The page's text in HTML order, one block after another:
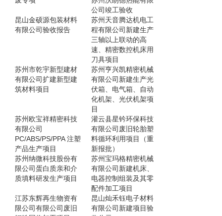
公司竣工验收
昆山金硕源包装材料
有限公司验收报告
苏州天音腾达机电工
程有限公司新建生产
三轴以上联动的高
速、精密数控机床用
刀具项目
苏州市乾宇新型建材
有限公司扩建新型建
筑材料项目
苏州亨兴凯精密机械
有限公司新建生产光
伏箱、电气箱、自动
化机架、光伏机架项
目
苏州欧宝祥精密科技
有限公司
PC/ABS/PS/PPA 注塑
产品生产项目
灌云县星钤环保科技
有限公司废旧轮胎塑
料循环利用项目（重
新报批）
苏州纳微科技股份有
限公司蛋白质亲和介
质填料研发生产项目
苏州宝玛格精密机械
有限公司新建机床、
电器控制组装及其零
配件加工项目
江苏东辉再生物资有
限公司有限公司废旧
昆山灿禾钰电子材料
有限公司新建项目验